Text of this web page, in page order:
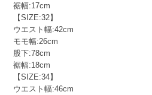
裾幅:17cm
【SIZE:32】
ウエスト幅:42cm
モモ幅:26cm
股下:78cm
裾幅:18cm
【SIZE:34】
ウエスト幅:46cm